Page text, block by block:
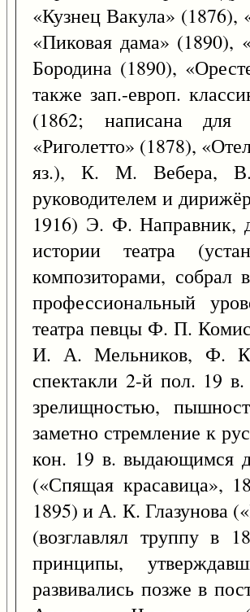
«Кузнец Вакула» (1876),
«Пиковая дама» (1890),
Бородина (1890),
также зап.-европ.
(1862; написана для
«Риголетто» (1878),
яз.), К. М. Вебера,
руководителем и
1916) Э. Ф. Направник,
истории театра
композиторами, собрал
профессиональный
театра певцы Ф. П.
И. А. Мельников, Ф.
спектакли 2-й пол. 19
зрелищностью,
заметно стремление к
кон. 19 в. выдающимся
(«Спящая красавица»,
1895) и А. К. Глазунова
(возглавлял труппу в
принципы,
развивались позже в